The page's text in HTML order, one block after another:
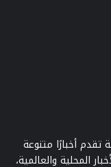
أخبارًا متنوعة
المحلية والعالمية،